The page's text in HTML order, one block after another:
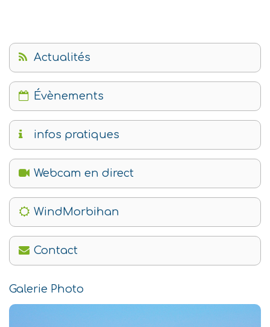
Actualités
Évènements
infos pratiques
Webcam en direct
WindMorbihan
Contact
Galerie Photo